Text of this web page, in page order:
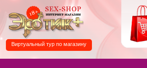
Виртуальный тур по магазину